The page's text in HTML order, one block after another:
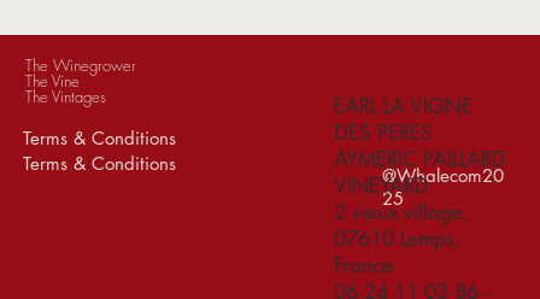
The Winegrower
The Vine
The Vintages
Terms & Conditions
Terms & Conditions
@Whalecom20
25
EARL LA VIGNE
DES PERES
AYMERIC PAILLARD
VINEYARD
2 vieux village,
07610 Lemps,
France
06 24 11 03 86-